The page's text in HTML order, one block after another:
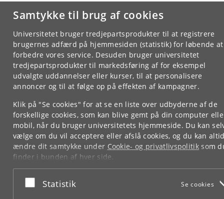
Samtykke til brug af cookies
Universitetet bruger tredjepartsprodukter til at registrere
brugernes adfærd på hjemmesiden (statistik) for løbende at
forbedre vores service. Desuden bruger universitetet
tredjepartsprodukter til markedsføring af for eksempel
udvalgte uddannelser eller kurser, til at personalisere
annoncer og til at følge op på effekten af kampagner.
Klik på "Se cookies" for at se en liste over udbyderne af de
forskellige cookies, som kan blive gemt på din computer
mobil, når du bruger universitetets hjemmeside. Du kan
vælge om du vil acceptere eller afslå cookies, og du kan
ændre dit samtykke under Cookie- og privatlivspolitiksom
finder i bunden af hver side.
Acceptér eller afslå
Statistik Se cookies